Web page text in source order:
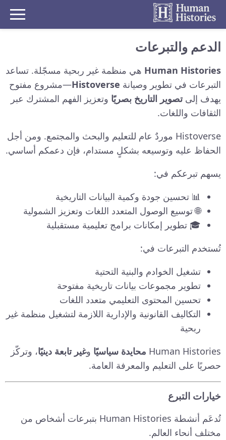
الدعم والتبرعات
Human Histories هي منظمة غير ربحية مسجّلة. تساعد
التبرعات في تطوير وصيانة Histoverse—مشروع مفتوح
يهدف إلىتصوير التاريخ بصريًا وتعزيز الفهم المشترك عبر
الثقافات واللغات.
Histoverse موردٌ عام للتعليم والبحث والمجتمع. ومن أجل
الحفاظ عليه وتوسيعه بشكلٍ مستدام، فإن دعمكم أساسي.
يسهم تبرعكم في:
📊 تحسين جودة وكمية البيانات التاريخية
🌐 توسيع الوصول المتعدد اللغات وتعزيز الشمولية
🎓 تطوير إمكانات برامج تعليمية مستقبلية
تُستخدم التبرعات في:
تشغيل الخوادم والبنية التحتية
تطوير مجموعات بيانات تاريخية مفتوحة
تحسين المحتوى التعليمي متعدد اللغات
التكاليف القانونية والإدارية اللازمة لتشغيل منظمة غير
ربحية
Human Histories محايدة سياسيًا وغير تابعة دينيًا، وتركّز
حصريًا على التعليم والمعرفة العامة.
خيارات التبرع
تُدعَم أنشطة Human Histories بتبرعات أشخاص من
مختلف أنحاء العالم.